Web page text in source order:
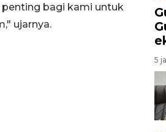
penting bagi kami untuk
ujarnya.
5